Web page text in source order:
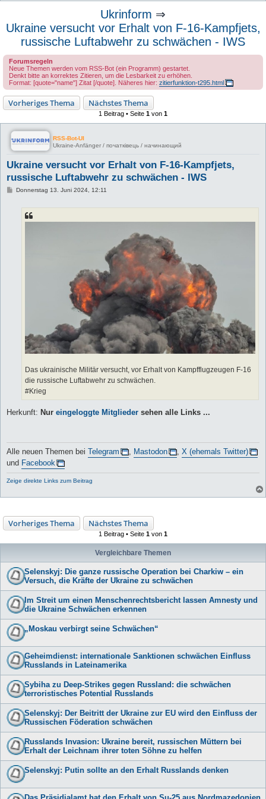
Ukrinform ⇒
Ukraine versucht vor Erhalt von F-16-Kampfjets,
russische Luftabwehr zu schwächen - IWS
Forumsregeln
Neue Themen werden vom RSS-Bot (ein Programm) gestartet.
Denkt bitte an korrektes Zitieren, um die Lesbarkeit zu erhöhen.
Format: [quote="name"] Zitat [/quote]. Näheres hier: zitierfunktion-t295.html
Vorheriges Thema Nächstes Thema
1 Beitrag • Seite 1 von 1
RSS-Bot-UI
Ukraine-Anfänger / початківець / начинающий
Ukraine versucht vor Erhalt von F-16-Kampfjets,
russische Luftabwehr zu schwächen - IWS
BDonnerstag 13. Juni 2024, 12:11
Das ukrainische Militär versucht, vor Erhalt von Kampfflugzeugen F-16
die russische Luftabwehr zu schwächen.
#Krieg
Herkunft: Nur eingeloggte Mitglieder sehen alle Links ...
Alle neuen Themen bei Telegram , Mastodon , X (ehemals Twitter)
und Facebook
Zeige direkte Links zum Beitrag
Vorheriges Thema Nächstes Thema
1 Beitrag • Seite 1 von 1
Vergleichbare Themen
Selenskyj: Die ganze russische Operation bei Charkiw – ein
Versuch, die Kräfte der Ukraine zu schwächen
Im Streit um einen Menschenrechtsbericht lassen Amnesty und
die Ukraine Schwächen erkennen
„Moskau verbirgt seine Schwächen“
Geheimdienst: internationale Sanktionen schwächen Einfluss
Russlands in Lateinamerika
Sybiha zu Deep-Strikes gegen Russland: die schwächen
terroristisches Potential Russlands
Selenskyj: Der Beitritt der Ukraine zur EU wird den Einfluss der
Russischen Föderation schwächen
Russlands Invasion: Ukraine bereit, russischen Müttern bei
Erhalt der Leichnam ihrer toten Söhne zu helfen
Selenskyj: Putin sollte an den Erhalt Russlands denken